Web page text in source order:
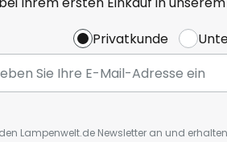
Privatkunde
Lampenwelt.de Newsletter an und